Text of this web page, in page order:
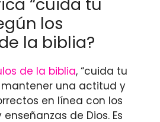
los
la biblia?
de la biblia, “cuida tu
mantener una actitud y
en línea con los
de Dios. Es